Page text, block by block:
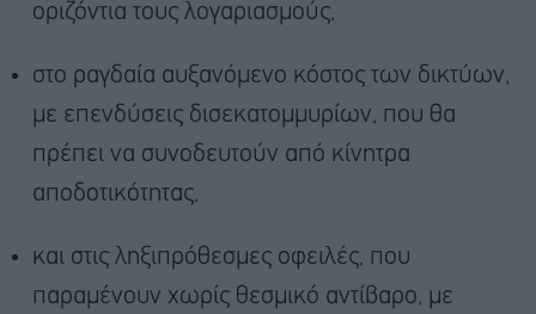
οριζόντια τους λογαριασμούς,
στο ραγδαία αυξανόμενο κόστος των δικτύων,
με επενδύσεις δισεκατομμυρίων, που θα
πρέπει να συνοδευτούν από κίνητρα
αποδοτικότητας,
και στις ληξιπρόθεσμες οφειλές, που
παραμένουν χωρίς θεσμικό αντίβαρο, με